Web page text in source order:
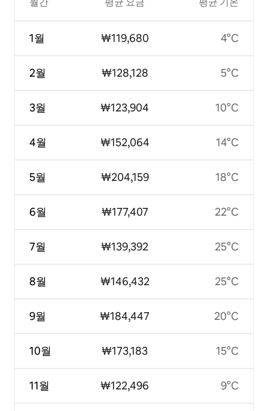
1월
2월
3월
4월
5월
6월
7월
8월
9월
10월
11월
₩119,680
₩128,128
₩123,904
₩152,064
₩204,159
₩177,407
₩139,392
₩146,432
₩184,447
₩173,183
₩122,496
4°C
5°C
10°C
14°C
18°C
22°C
25°C
25°C
20°C
15°C
9°C